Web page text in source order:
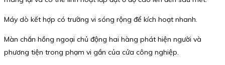
Máy dò kết hợp có trường vi sóng rộng để kích hoạt nhanh.
Màn chắn hồng ngoại chủ động hai hàng phát hiện người và
phương tiện trong phạm vi gần của cửa công nghiệp.